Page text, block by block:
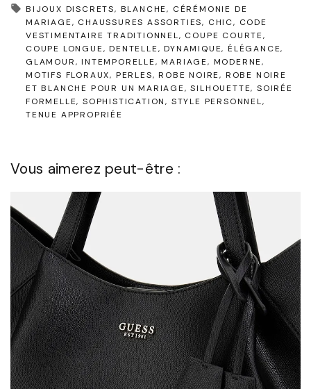
BIJOUX DISCRETS BLANCHE
CÉRÉMONIE DE
MARIAGE
CHAUSSURES ASSORTIES CHIC
CODE
VESTIMENTAIRE TRADITIONNEL
COUPE COURTE
COUPE LONGUE
DENTELLE DYNAMIQUE ÉLÉGANCE
GLAMOUR
INTEMPORELLE MARIAGE MODERNE
MOTIFS FLORAUX PERLES ROBE NOIRE ROBE NOIRE
ET BLANCHE POUR UN MARIAGE
SILHOUETTE SOIRÉE
FORMELLE SOPHISTICATION STYLE PERSONNEL
TENUE APPROPRIÉE
Vous aimerez peut-être :